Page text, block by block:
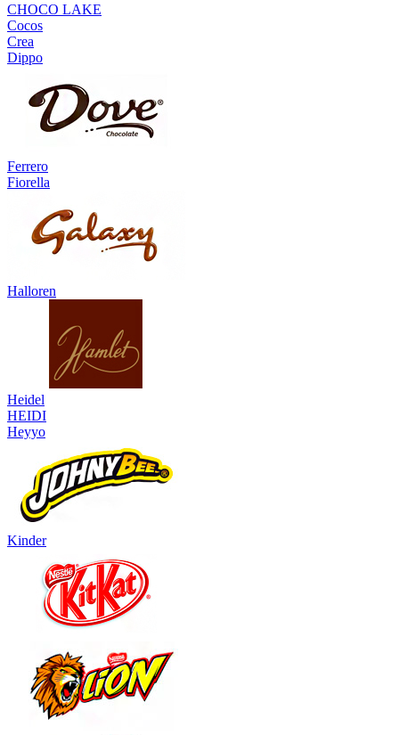
CHOCO LAKE
Cocos
Crea
Dippo
Ferrero
Fiorella
Halloren
Heidel
HEIDI
Heyyo
Kinder